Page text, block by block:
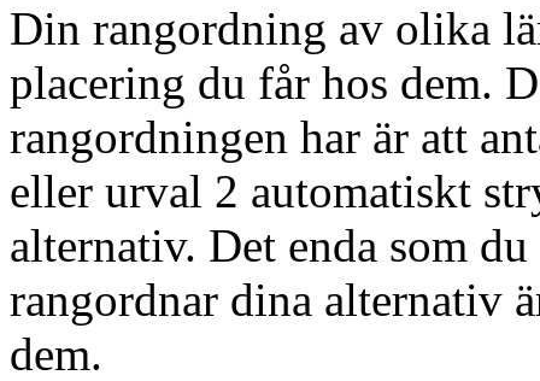
Din rangordning av olika
placering du får hos dem.
rangordningen har är att
eller urval 2 automatiskt
alternativ. Det enda som
rangordnar dina alternativ
dem.